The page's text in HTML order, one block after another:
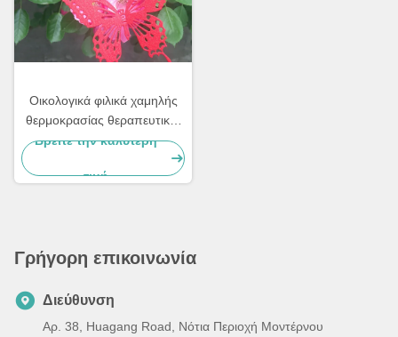
Οικολογικά φιλικά χαμηλής
θερμοκρασίας θεραπευτικές
σκόνες Επιχρίσεις ανθεκτικές
Βρείτε την καλύτερη
τιμή
Γρήγορη επικοινωνία
Διεύθυνση
Αρ. 38, Huagang Road, Νότια Περιοχή Μοντέρνου